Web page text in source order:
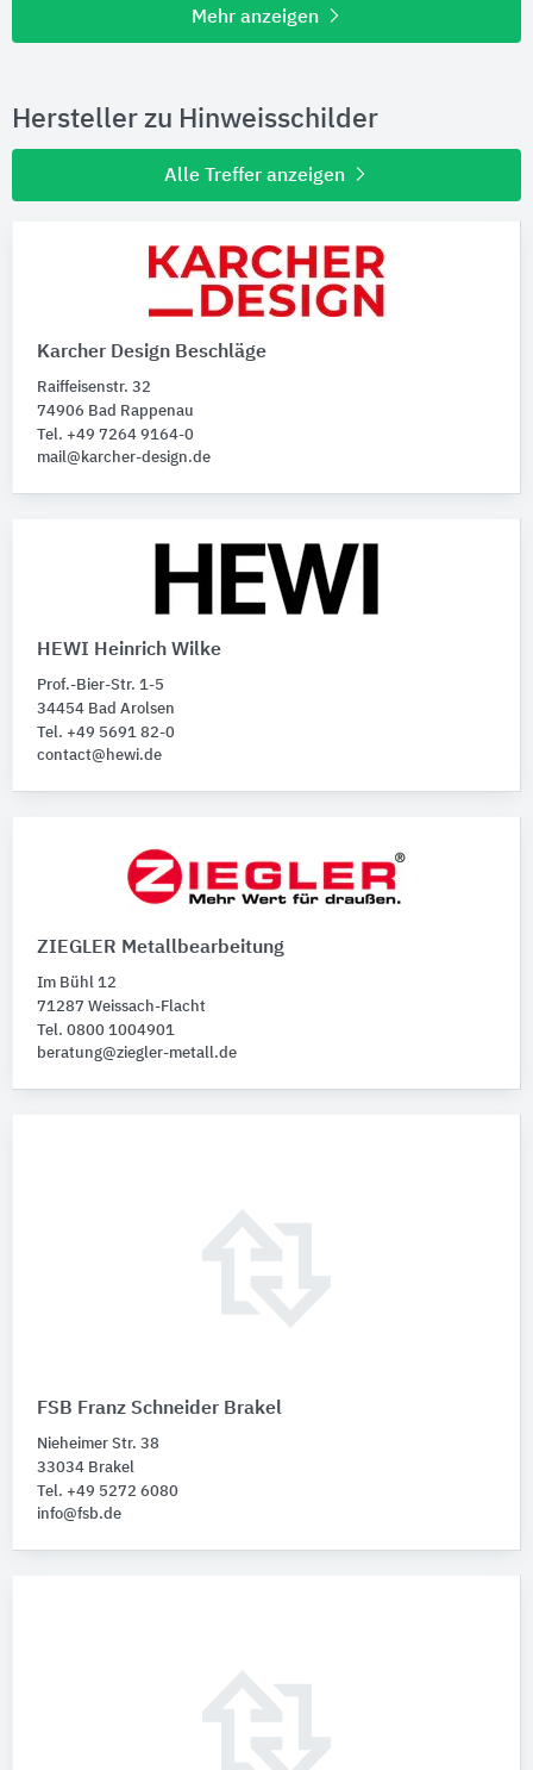
Mehr anzeigen
Hersteller zu Hinweisschilder
Alle Treffer anzeigen
Karcher Design Beschläge
Raiffeisenstr. 32
74906 Bad Rappenau
Tel. +49 7264 9164-0
mail@karcher-design.de
HEWI Heinrich Wilke
Prof.-Bier-Str. 1-5
34454 Bad Arolsen
Tel. +49 5691 82-0
contact@hewi.de
ZIEGLER Metallbearbeitung
Im Bühl 12
71287 Weissach-Flacht
Tel. 0800 1004901
beratung@ziegler-metall.de
FSB Franz Schneider Brakel
Nieheimer Str. 38
33034 Brakel
Tel. +49 5272 6080
info@fsb.de